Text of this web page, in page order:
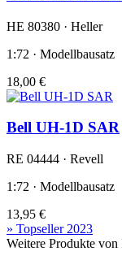
HE 80380 · Heller
1:72 · Modellbausatz
18,00 €
Bell UH-1D SAR
RE 04444 · Revell
1:72 · Modellbausatz
13,95 €
» Topseller 2023
Weitere Produkte